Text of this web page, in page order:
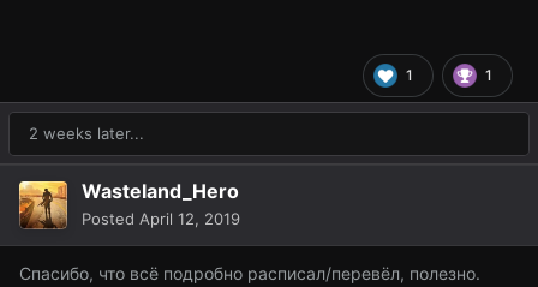
1 1
2 weeks later...
Wasteland_Hero
Posted April 12, 2019
Спасибо, что всё подробно расписал/перевёл, полезно.